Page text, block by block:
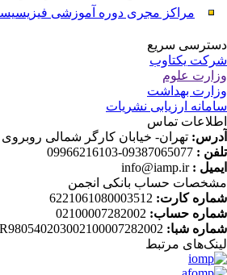
مراکز مجری دوره آموزشی
دسترسی سریع
شرکت یکتاوب
وزارت علوم
وزارت بهداشت
سامانه ارزیابی نشریات
اطلاعات تماس
آدرس: تهران- خیابان کارگر شمالی روبروی
تلفن : 09387065077-09966216103
ایمیل :info@iamp.ir
مشخصات حساب بانکی انجمن
شماره کارت: 6221061080003512
شماره حساب: 02100007282002
شماره شبا:
لینک‌های‌ مرتبط